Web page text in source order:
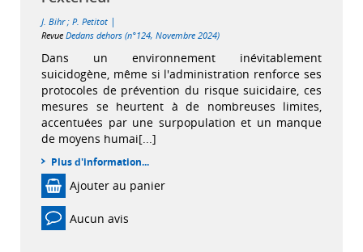
J. Bihr; P. Petitot |
Revue Dedans dehors (n°124, Novembre 2024)
Dans un environnement inévitablement
suicidogène, même si l'administration renforce ses
protocoles de prévention du risque suicidaire, ces
mesures se heurtent à de nombreuses limites,
accentuées par une surpopulation et un manque
de moyens humai[...]
Plus d'information...
Ajouter au panier
Aucun avis